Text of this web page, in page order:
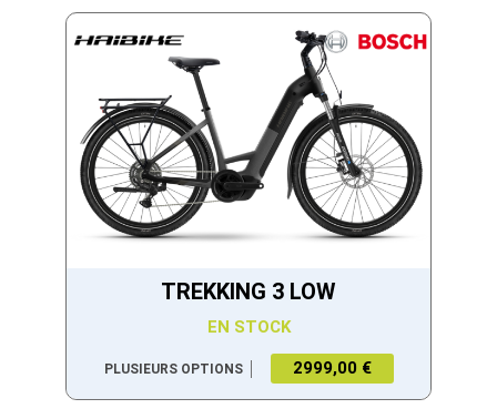
TREKKING 3 LOW
EN STOCK
PLUSIEURS OPTIONS 2999,00 €